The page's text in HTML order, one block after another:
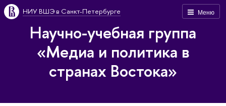
Меню
НИУ ВШЭ в Санкт-Петербурге
Научно-учебная группа
«Медиа и политика в
странах Востока»